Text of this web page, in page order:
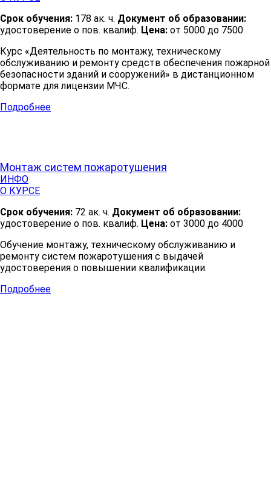
Срок обучения: 178 ак. ч. Документ об образовании:
удостоверение о пов. квалиф. Цена: от 5000 до 7500
Курс «Деятельность по монтажу, техническому
обслуживанию и ремонту средств обеспечения пожарной
безопасности зданий и сооружений» в дистанционном
формате для лицензии МЧС.
Подробнее
Монтаж систем пожаротушения
ИНФО
О КУРСЕ
Срок обучения: 72 ак. ч. Документ об образовании:
удостоверение о пов. квалиф. Цена: от 3000 до 4000
Обучение монтажу, техническому обслуживанию и
ремонту систем пожаротушения с выдачей
удостоверения о повышении квалификации.
Подробнее